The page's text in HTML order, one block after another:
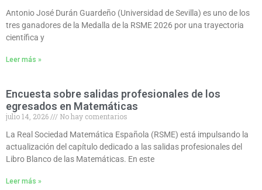
Antonio José Durán Guardeño (Universidad de Sevilla) es uno de los
tres ganadores de la Medalla de la RSME 2026 por una trayectoria
científica y
Leer más »
Encuesta sobre salidas profesionales de los
egresados en Matemáticas
julio 14, 2026
No hay comentarios
La Real Sociedad Matemática Española (RSME) está impulsando la
actualización del capítulo dedicado a las salidas profesionales del
Libro Blanco de las Matemáticas. En este
Leer más »